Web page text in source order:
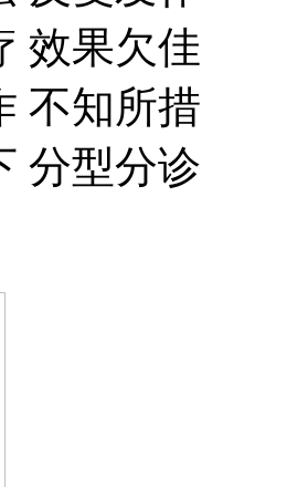
效果欠佳
不知所措
分型分诊